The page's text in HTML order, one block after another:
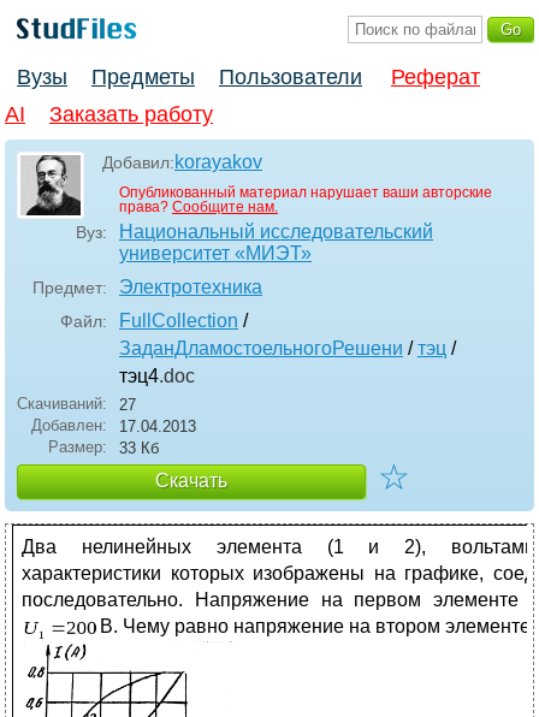
Вузы Предметы Пользователи
Реферат
AI
Заказать работу
Добавил:korayakov
Опубликованный материал нарушает ваши авторские
права? Сообщите нам.
Вуз:
Национальный исследовательский
университет «МИЭТ»
Предмет: Электротехника
Файл: FullCollection /
ЗаданДламостоельногоРешени /тэц /
тэц4.doc
Скачиваний:
27
Добавлен:
17.04.2013
Размер:
33 Кб
Скачать ☆
Два нелинейных элемента (1 и 2),
характеристики которых изображены на графике,
последовательно. Напряжение на первом элементе
В. Чему равно напряжение на втором